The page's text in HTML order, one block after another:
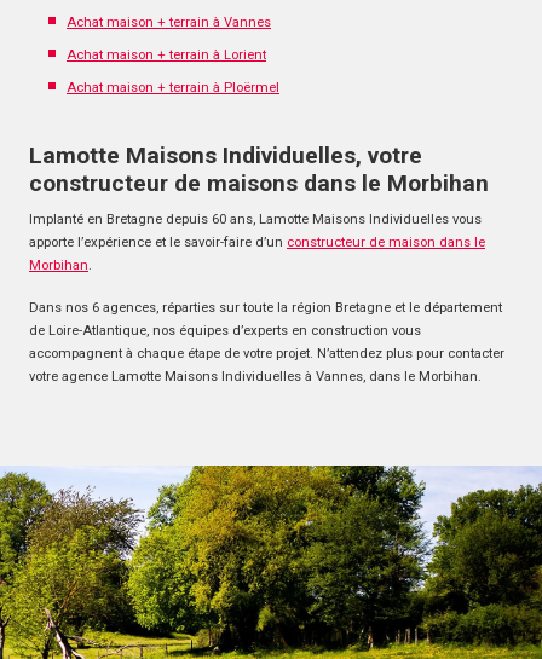
Achat maison + terrain à Vannes
Achat maison + terrain à Lorient
Achat maison + terrain à Ploërmel
Lamotte Maisons Individuelles, votre
constructeur de maisons dans le Morbihan
Implanté en Bretagne depuis 60 ans, Lamotte Maisons Individuelles vous
apporte l’expérience et le savoir-faire d’un constructeur de maison dans le
Morbihan.
Dans nos 6 agences, réparties sur toute la région Bretagne et le département
de Loire-Atlantique, nos équipes d’experts en construction vous
accompagnent à chaque étape de votre projet. N’attendez plus pour contacter
votre agence Lamotte Maisons Individuelles à Vannes, dans le Morbihan.